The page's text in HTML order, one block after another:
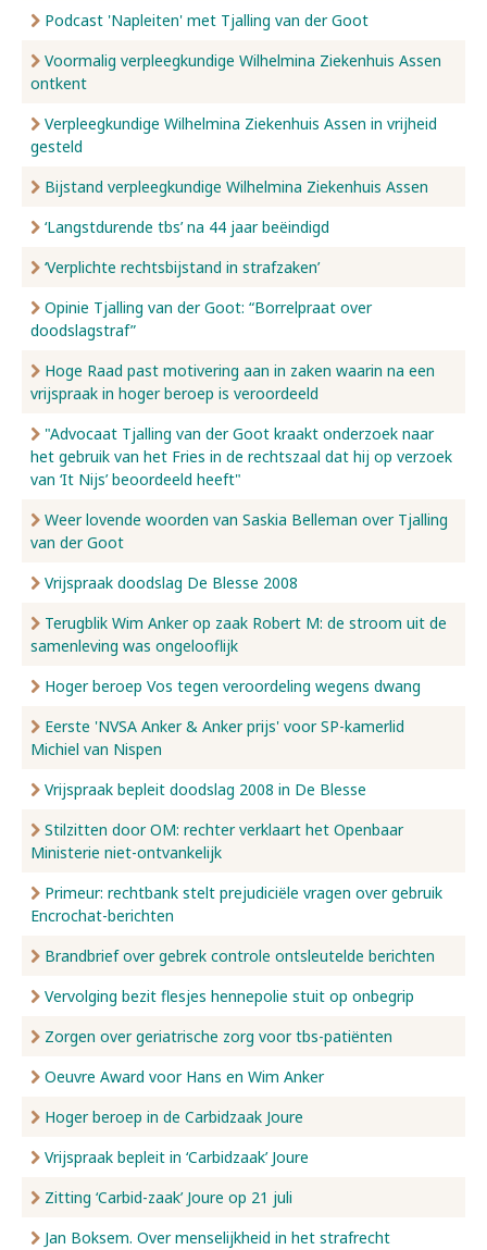
Podcast 'Napleiten' met Tjalling van der Goot
Voormalig verpleegkundige Wilhelmina Ziekenhuis Assen
ontkent
Verpleegkundige Wilhelmina Ziekenhuis Assen in vrijheid
gesteld
Bijstand verpleegkundige Wilhelmina Ziekenhuis Assen
‘Langstdurende tbs’ na 44 jaar beëindigd
‘Verplichte rechtsbijstand in strafzaken’
Opinie Tjalling van der Goot: “Borrelpraat over
doodslagstraf”
Hoge Raad past motivering aan in zaken waarin na een
vrijspraak in hoger beroep is veroordeeld
"Advocaat Tjalling van der Goot kraakt onderzoek naar
het gebruik van het Fries in de rechtszaal dat hij op verzoek
van ‘It Nijs’ beoordeeld heeft"
Weer lovende woorden van Saskia Belleman over Tjalling
van der Goot
Vrijspraak doodslag De Blesse 2008
Terugblik Wim Anker op zaak Robert M: de stroom uit de
samenleving was ongelooflijk
Hoger beroep Vos tegen veroordeling wegens dwang
Eerste 'NVSA Anker & Anker prijs' voor SP-kamerlid
Michiel van Nispen
Vrijspraak bepleit doodslag 2008 in De Blesse
Stilzitten door OM: rechter verklaart het Openbaar
Ministerie niet-ontvankelijk
Primeur: rechtbank stelt prejudiciële vragen over gebruik
Encrochat-berichten
Brandbrief over gebrek controle ontsleutelde berichten
Vervolging bezit flesjes hennepolie stuit op onbegrip
Zorgen over geriatrische zorg voor tbs-patiënten
Oeuvre Award voor Hans en Wim Anker
Hoger beroep in de Carbidzaak Joure
Vrijspraak bepleit in ‘Carbidzaak’ Joure
Zitting ‘Carbid-zaak’ Joure op 21 juli
Jan Boksem. Over menselijkheid in het strafrecht